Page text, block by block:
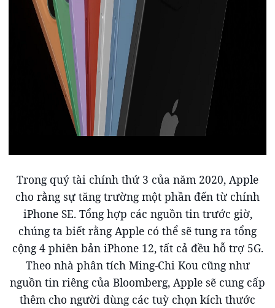
Trong quý tài chính thứ 3 của năm 2020, Apple
cho rằng sự tăng trường một phần đến từ chính
iPhone SE. Tổng hợp các nguồn tin trước giờ,
chúng ta biết rằng Apple có thể sẽ tung ra tổng
cộng 4 phiên bản iPhone 12, tất cả đều hỗ trợ 5G.
Theo nhà phân tích Ming-Chi Kou cũng như
nguồn tin riêng của Bloomberg, Apple sẽ cung cấp
thêm cho người dùng các tuỳ chọn kích thước